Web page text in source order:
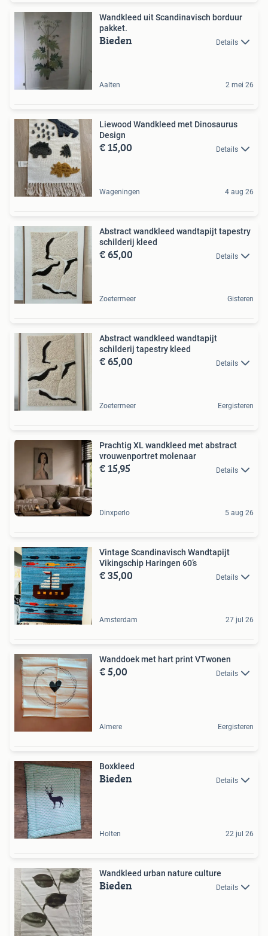
Wandkleed uit Scandinavisch borduur
pakket.
Bieden Details
Aalten 2 mei 26
Liewood Wandkleed met Dinosaurus
Design
€ 15,00 Details
Wageningen 4 aug 26
Abstract wandkleed wandtapijt tapestry
schilderij kleed
€ 65,00 Details
Zoetermeer Gisteren
Abstract wandkleed wandtapijt
schilderij tapestry kleed
€ 65,00 Details
Zoetermeer Eergisteren
Prachtig XL wandkleed met abstract
vrouwenportret molenaar
€ 15,95 Details
Dinxperlo 5 aug 26
Vintage Scandinavisch Wandtapijt
Vikingschip Haringen 60’s
€ 35,00 Details
Amsterdam 27 jul 26
Wanddoek met hart print VTwonen
€ 5,00 Details
Almere Eergisteren
Boxkleed
Bieden Details
Holten 22 jul 26
Wandkleed urban nature culture
Bieden Details